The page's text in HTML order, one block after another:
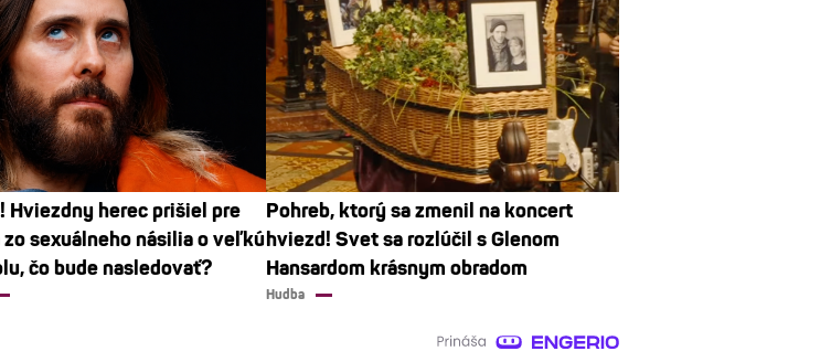
Hviezdny herec prišiel pre
sexuálneho násilia o veľkú
čo bude nasledovať?
Pohreb, ktorý sa zmenil na koncert
hviezd! Svet sa rozlúčil s Glenom
Hansardom krásnym obradom
Hudba